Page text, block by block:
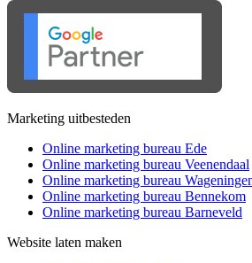
Marketing uitbesteden
Online marketing bureau Ede
Online marketing bureau Veenendaal
Online marketing bureau
Online marketing bureau Bennekom
Online marketing bureau Barneveld
Website laten maken